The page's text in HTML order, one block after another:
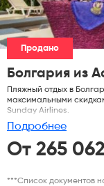
Продано
Болгария из
Пляжный отдых в
максимальными
Sunday Airlines.
Подробнее
От 265 062
***Список документов